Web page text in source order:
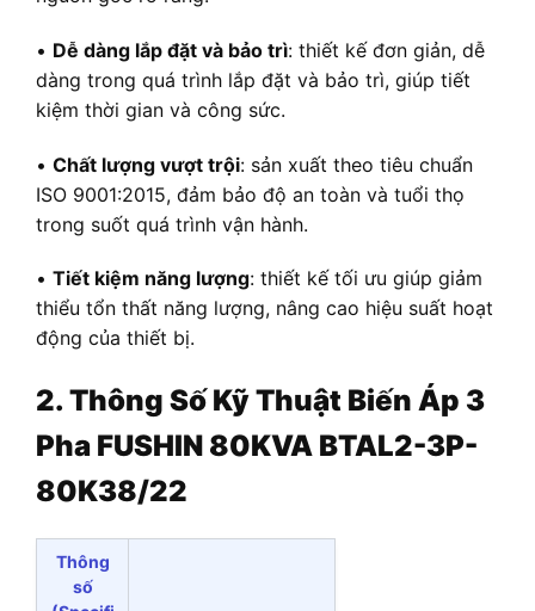
• Dễ dàng lắp đặt và bảo trì: thiết kế đơn giản, dễ
dàng trong quá trình lắp đặt và bảo trì, giúp tiết
kiệm thời gian và công sức.
• Chất lượng vượt trội: sản xuất theo tiêu chuẩn
ISO 9001:2015, đảm bảo độ an toàn và tuổi thọ
trong suốt quá trình vận hành.
• Tiết kiệm năng lượng: thiết kế tối ưu giúp giảm
thiểu tổn thất năng lượng, nâng cao hiệu suất hoạt
động của thiết bị.
2. Thông Số Kỹ Thuật Biến Áp 3
Pha FUSHIN 80KVA BTAL2-3P-
80K38/22
Thông
số